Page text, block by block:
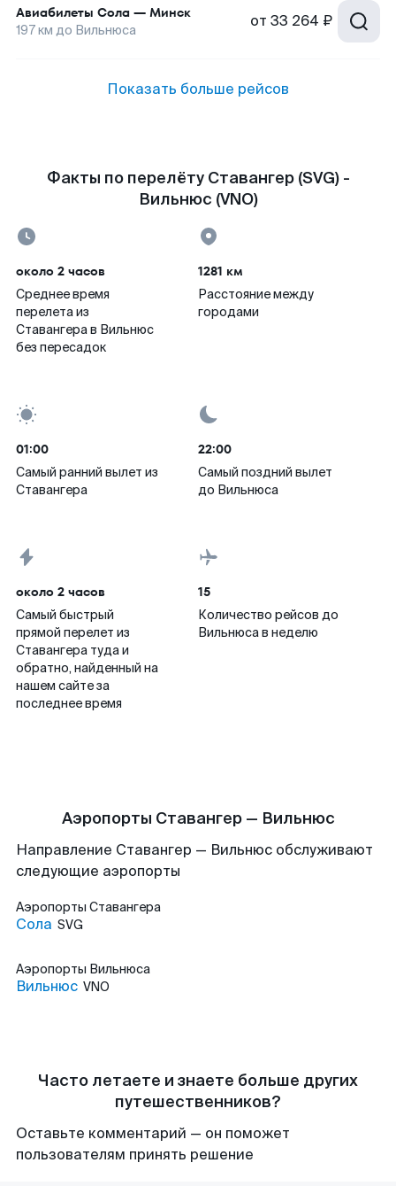
Авиабилеты Сола — Минск
197км до Вильнюса от 33 264 ₽
Показать больше рейсов
Факты по перелёту Ставангер (SVG) -
Вильнюс (VNO)
около 2 часов
Среднее время
перелета из
Ставангера в Вильнюс
без пересадок
1281 км
Расстояние между
городами
01:00
Самый ранний вылет из
Ставангера
22:00
Самый поздний вылет
до Вильнюса
около 2 часов
Самый быстрый
прямой перелет из
Ставангера туда и
обратно, найденный на
нашем сайте за
последнее время
15
Количество рейсов до
Вильнюса в неделю
Аэропорты Ставангер — Вильнюс
Направление Ставангер — Вильнюс обслуживают
следующие аэропорты
Аэропорты Ставангера
Сола SVG
Аэропорты Вильнюса
Вильнюс VNO
Часто летаете и знаете больше других
путешественников?
Оставьте комментарий — он поможет
пользователям принять решение